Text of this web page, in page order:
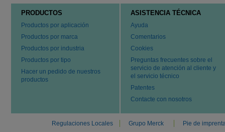
PRODUCTOS
Productos por aplicación
Productos por marca
Productos por industria
Productos por tipo
Hacer un pedido de nuestros
productos
ASISTENCIA TÉCNICA
Ayuda
Comentarios
Cookies
Preguntas frecuentes sobre el
servicio de atención al cliente y
el servicio técnico
Patentes
Contacte con nosotros
Regulaciones Locales Grupo Merck Pie de